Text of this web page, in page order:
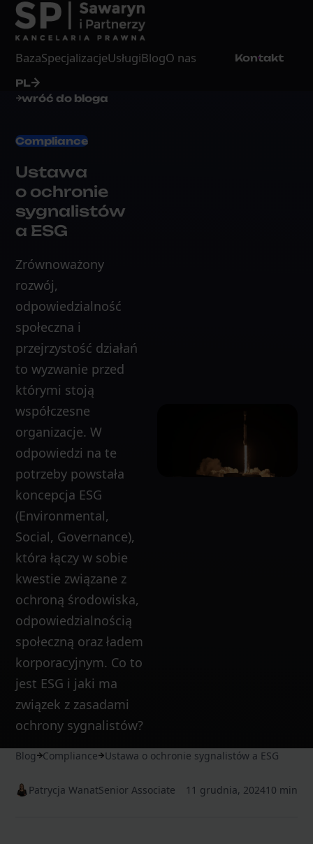
BazaSpecjalizacjeUsługiBlogO nas Kontakt
PL
wróć do bloga
Compliance
Ustawa
o ochronie
sygnalistów
a ESG
Zrównoważony
rozwój,
odpowiedzialność
społeczna i
przejrzystość działań
to wyzwanie przed
którymi stoją
współczesne
organizacje. W
odpowiedzi na te
potrzeby powstała
koncepcja ESG
(Environmental,
Social, Governance),
która łączy w sobie
kwestie związane z
ochroną środowiska,
odpowiedzialnością
społeczną oraz ładem
korporacyjnym. Co to
jest ESG i jaki ma
związek z zasadami
ochrony sygnalistów?
Blog Compliance Ustawa o ochronie sygnalistów a ESG
Patrycja WanatSenior Associate 11 grudnia, 202410 min